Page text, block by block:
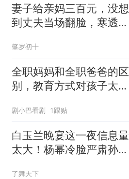
妻子给亲妈三百元，没想
到丈夫当场翻脸，寒透了
肇岁初十
全职妈妈和全职爸爸的区
别，教育方式对孩子太重
剧小巴看剧 1跟贴
白玉兰晚宴这一夜信息量
太大！杨幂冷脸严肃孙俪
了舞天下